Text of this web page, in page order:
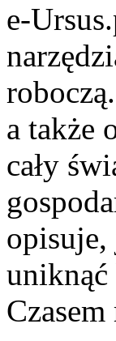
e-
a także
cały
opisuje,
uniknąć